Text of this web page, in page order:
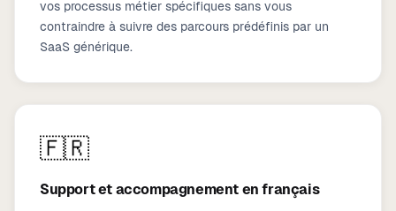
vos processus métier spécifiques sans vous
contraindre à suivre des parcours prédéfinis par un
SaaS générique.
🇫🇷
Support et accompagnement en français